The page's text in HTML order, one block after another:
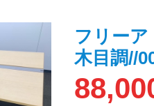
フリー
木目調//